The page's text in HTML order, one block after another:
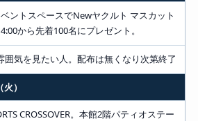
ントスペースでNewヤクルト マスカット
から先着100名にプレゼント。
囲気を見たい人。配布は無くなり次第終了
）
CROSSOVER。本館2階パティオステー